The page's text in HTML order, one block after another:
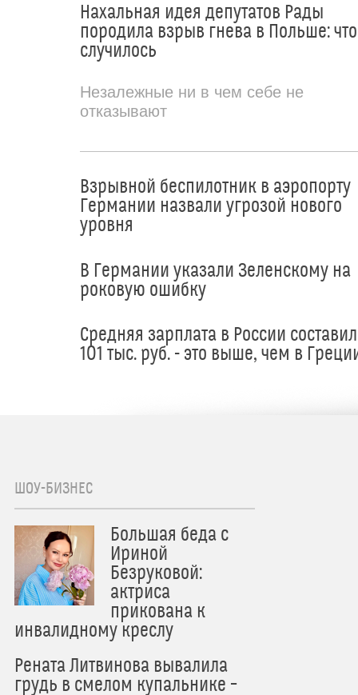
Нахальная идея депутатов Рады
породила взрыв гнева в Польше: что
случилось
Незалежные ни в чем себе не
отказывают
Взрывной беспилотник в аэропорту
Германии назвали угрозой нового
уровня
В Германии указали Зеленскому на
роковую ошибку
Средняя зарплата в России
101 тыс. руб. - это выше, чем в
ШОУ-БИЗНЕС
Большая беда с
Ириной
Безруковой:
актриса
прикована к
инвалидному креслу
Рената Литвинова вывалила
грудь в смелом купальнике –